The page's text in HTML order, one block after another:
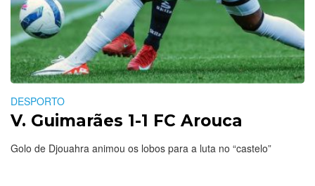
DESPORTO
V. Guimarães 1-1 FC Arouca
Golo de Djouahra animou os lobos para a luta no “castelo”